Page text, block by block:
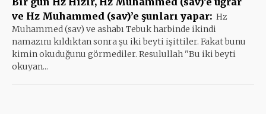
ve Hz Muhammed (sav)’e şunları yapar: Hz
Muhammed (sav) ve ashabı Tebuk harbinde ikindi
namazını kıldıktan sonra şu iki beyti işittiler. Fakat bunu
kimin okuduğunu görmediler. Resulullah ''Bu iki beyti
okuyan...